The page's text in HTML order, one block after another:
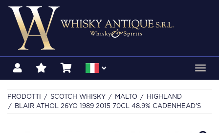
PRODOTTI SCOTCH WHISKY MALTO
HIGHLAND
BLAIR ATHOL 26YO 1989 2015 70CL 48.9% CADENHEAD'S